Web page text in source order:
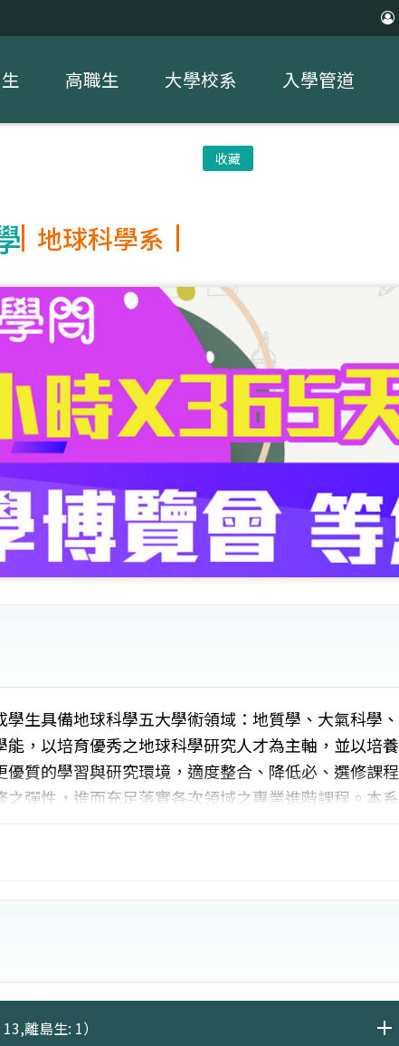
高職生 大學校系 入學管道
收藏
地球科學系
生具備地球科學五大學術領域：地質學、大氣科學、
，以培育優秀之地球科學研究人才為主軸，並以培養
質的學習與研究環境，適度整合、降低必、選修課程
彈性，進而充足落實各次領域之專業進階課程。本系
離島生: 1）